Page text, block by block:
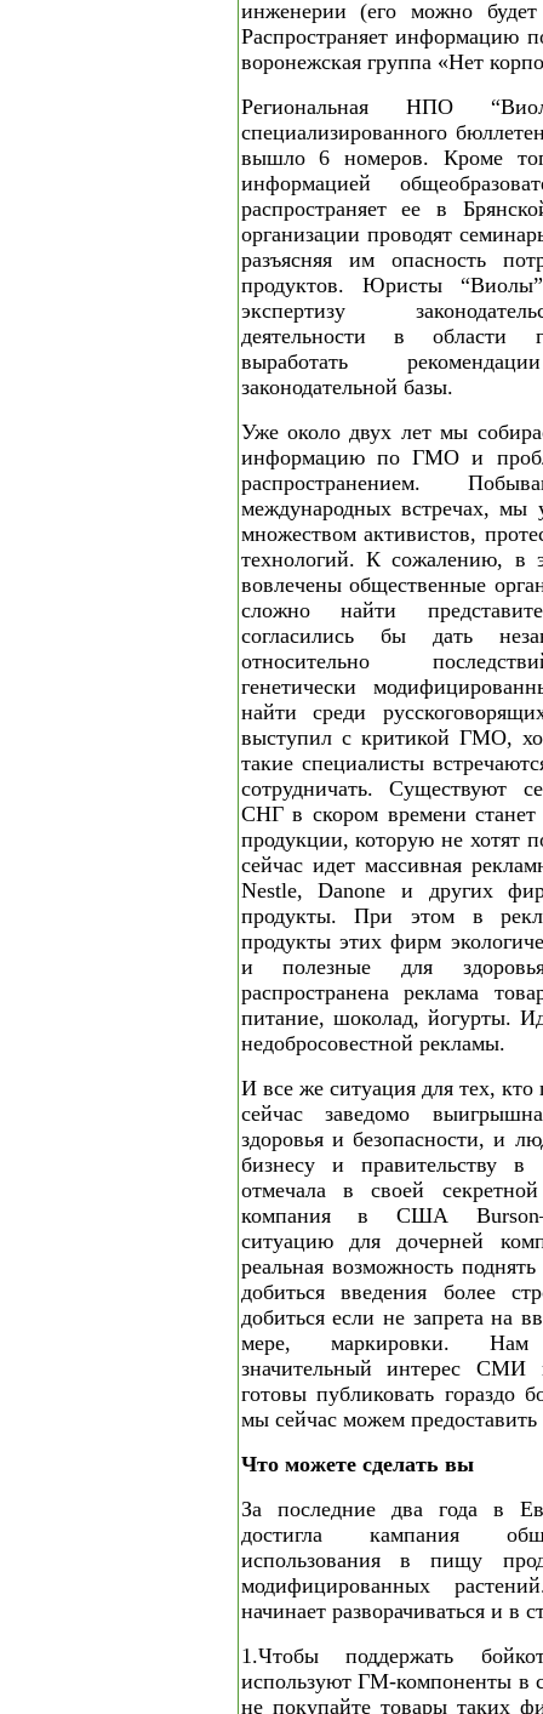
инженерии (его можно
Распространяет информацию
воронежская группа «Нет
Региональная НПО
специализированного
вышло 6 номеров. Кроме
информацией
распространяет ее в
организации проводят
разъясняя им опасность
продуктов. Юристы
экспертизу
деятельности в области
выработать
законодательной базы.
Уже около двух лет мы
информацию по ГМО и
распространением.
международных встречах, мы
множеством активистов,
технологий. К сожалению, в
вовлечены общественные
сложно найти
согласились бы дать
относительно
генетически
найти среди
выступил с критикой ГМО,
такие специалисты
сотрудничать. Существуют
СНГ в скором времени станет
продукции, которую не хотят
сейчас идет массивная
Nestle, Danone и других
продукты. При этом в
продукты этих фирм
и полезные для
распространена реклама
питание, шоколад, йогурты.
недобросовестной рекламы.
И все же ситуация для тех,
сейчас заведомо
здоровья и безопасности, и
бизнесу и правительству
отмечала в своей
компания в США
ситуацию для дочерней
реальная возможность
добиться введения более
добиться если не запрета на
мере, маркировки. Нам
значительный интерес
готовы публиковать гораздо
мы сейчас можем предоставить
Что можете сделать вы
За последние два года в
достигла кампания
использования в пищу
модифицированных
начинает разворачиваться и в
1.Чтобы поддержать
используют ГМ-компоненты в
не покупайте товары таких